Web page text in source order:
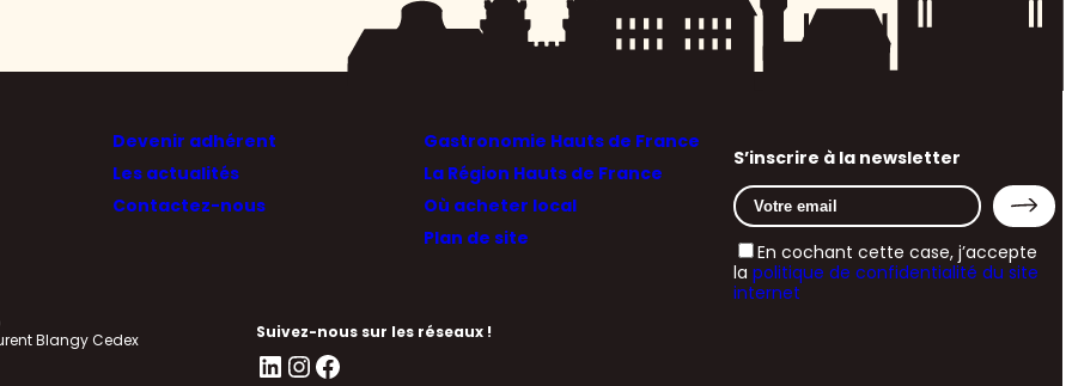
Devenir adhérent
Les actualités
Contactez-nous
Gastronomie Hauts de France
La Région Hauts de France
Où acheter local
Plan de site
Blangy Cedex
Suivez-nous sur les réseaux !
LinkedIn InstagramFacebook
S’inscrire à la newsletter
En cochant cette case, j’accepte
la politique de confidentialité du site
internet